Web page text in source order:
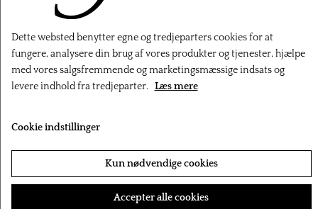
RELATEREDE PRODUKTER
Dette websted benytter egne og tredjeparters cookies for at
fungere, analysere din brug af vores produkter og tjenester, hjælpe
med vores salgsfremmende og marketingsmæssige indsats og
levere indhold fra tredjeparter. Læs mere
Cookie indstillinger
Kun nødvendige cookies
Accepter alle cookies